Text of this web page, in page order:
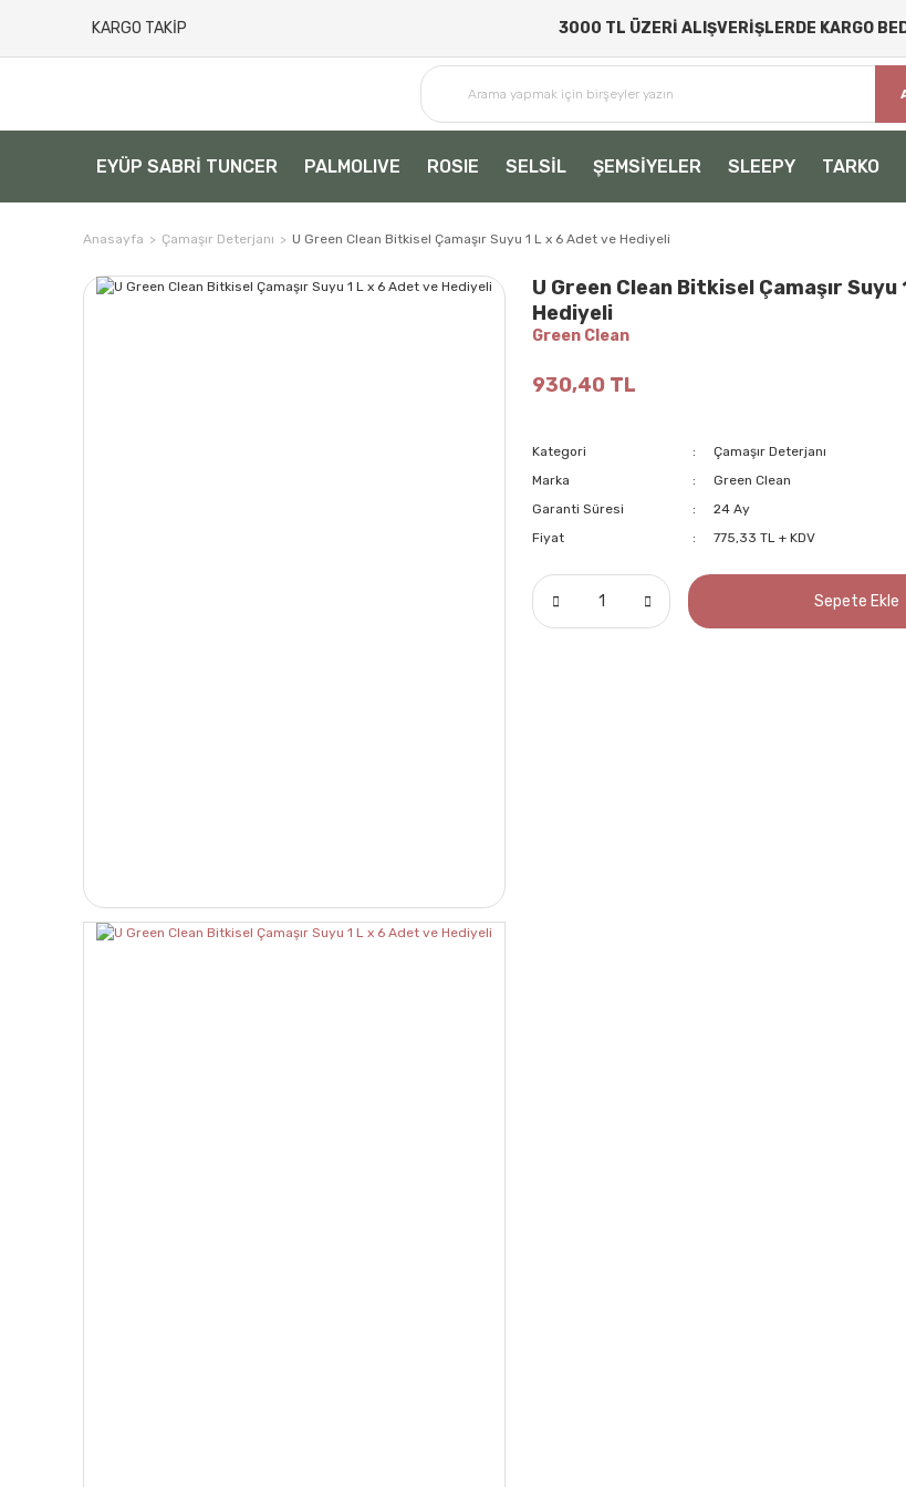
KARGO TAKİP 3000 TL ÜZERİ ALIŞVERİŞLERDE KARGO
EYÜP SABRİ TUNCER PALMOLIVE ROSIE SELSİL ŞEMSİYELER SLEEPY TARKO
Anasayfa Çamaşır Deterjanı U Green Clean Bitkisel Çamaşır Suyu 1 L x 6 Adet ve Hediyeli
U Green Clean Bitkisel Çamaşır Suyu
Hediyeli
Green Clean
930,40 TL
Kategori
Çamaşır Deterjanı
Marka
Green Clean
Garanti Süresi
24 Ay
Fiyat
775,33 TL + KDV
Sepete Ekle